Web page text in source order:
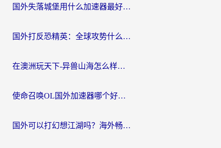
国外失落城堡用什么加速器最好？一份来自老玩家的真实指南
国外打反恐精英：全球攻势什么加速器好用？2026海外玩家国服游戏加速终极指南
在澳洲玩天下-异兽山海怎么样才能不卡？一份给南半球玩家的自救指南
使命召唤OL国外加速器哪个好用？海外玩家亲测的国服游戏加速终极指南
国外可以打幻想江湖吗？海外畅玩国服游戏的终极指南